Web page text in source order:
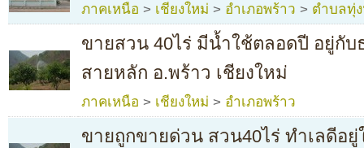
ภาคเหนือ > เชียงใหม่ > อำเภอพร้าว > ตำบลทุ่
ขายสวน 40ไร่ มีน้ำใช้ตลอดปี อยู่กั
สายหลัก อ.พร้าว เชียงใหม่
ภาคเหนือ > เชียงใหม่ > อำเภอพร้าว
ขายถูกขายด่วน สวน40ไร่ ทำเลดีอ